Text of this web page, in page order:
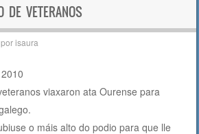
ar
tir
DE VETERANOS
porisaura
viaxaron ata Ourense para
o máis alto do podio para que lle